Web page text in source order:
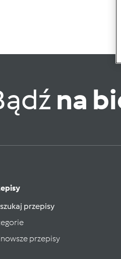
na
przepisy
przepisy